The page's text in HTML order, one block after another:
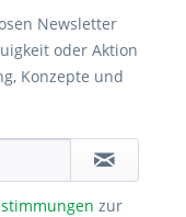
Newsletter
oder Aktion
Konzepte und
zur